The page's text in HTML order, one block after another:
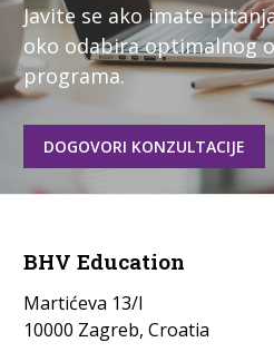
Javite se ako imate
oko odabira optimalnog
programa.
DOGOVORI KONZULTACIJE
BHV Education
Martićeva 13/I
10000 Zagreb, Croatia